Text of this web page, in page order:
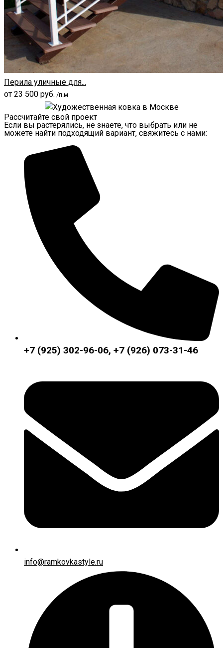
Перила уличные для...
от 23 500 руб. /п.м
Рассчитайте свой проект
Если вы растерялись, не знаете, что выбрать или не
можете найти подходящий вариант, свяжитесь с нами:
+7 (925) 302-96-06, +7 (926) 073-31-46
info@ramkovkastyle.ru